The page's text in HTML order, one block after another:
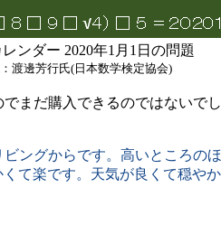
ンダー 2020年1月1日の問題
渡邊芳行氏(日本数学検定協会)
まだ購入できるのではないで
グからです。高いところの
て楽です。天気が良くて穏やか